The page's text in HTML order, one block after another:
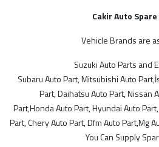
İthal Ürünlerimiz
Suzie Parts
Kore
SGP
Tayvan
Cakir Auto
Vehicle Brands are
Suzuki Auto Parts and
Subaru Auto Part, Mitsubishi Auto
Part, Daihatsu Auto Part, Nissan
Part,Honda Auto Part, Hyundai Auto
Part, Chery Auto Part, Dfm Auto Part,Mg
You Can Supply